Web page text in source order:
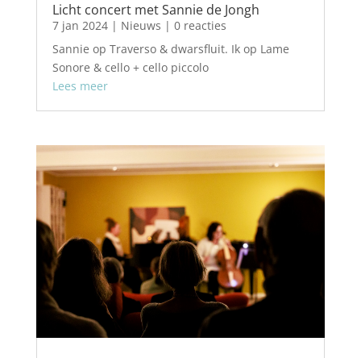
Licht concert met Sannie de Jongh
7 jan 2024| Nieuws | 0 reacties
Sannie op Traverso & dwarsfluit. Ik op Lame
Sonore & cello + cello piccolo
Lees meer